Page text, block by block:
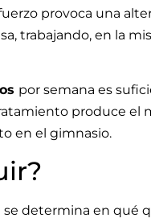
provoca una
trabajando, en la
por semana es
produce el
en el gimnasio.
determina en qué